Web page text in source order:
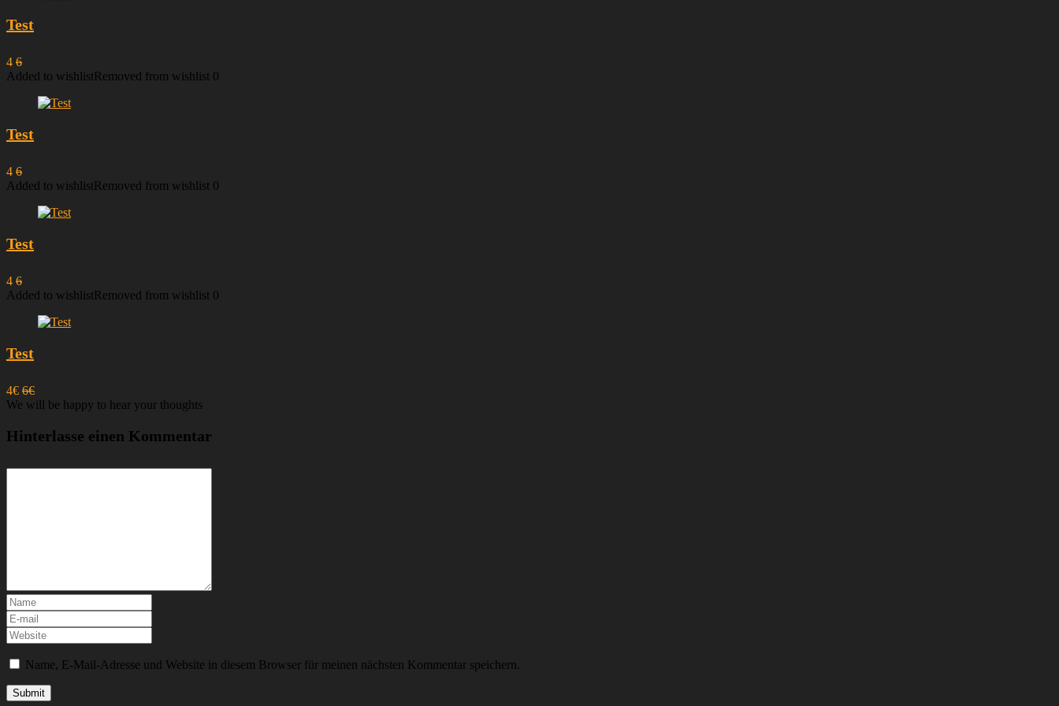
Test
4 6
Added to wishlistRemoved from wishlist 0
Test
4 6
Added to wishlistRemoved from wishlist 0
Test
4 6
Added to wishlistRemoved from wishlist 0
Test
4€ 6€
We will be happy to hear your thoughts
Hinterlasse einen Kommentar
Name, E-Mail-Adresse und Website in diesem Browser für meinen nächsten Kommentar speichern.